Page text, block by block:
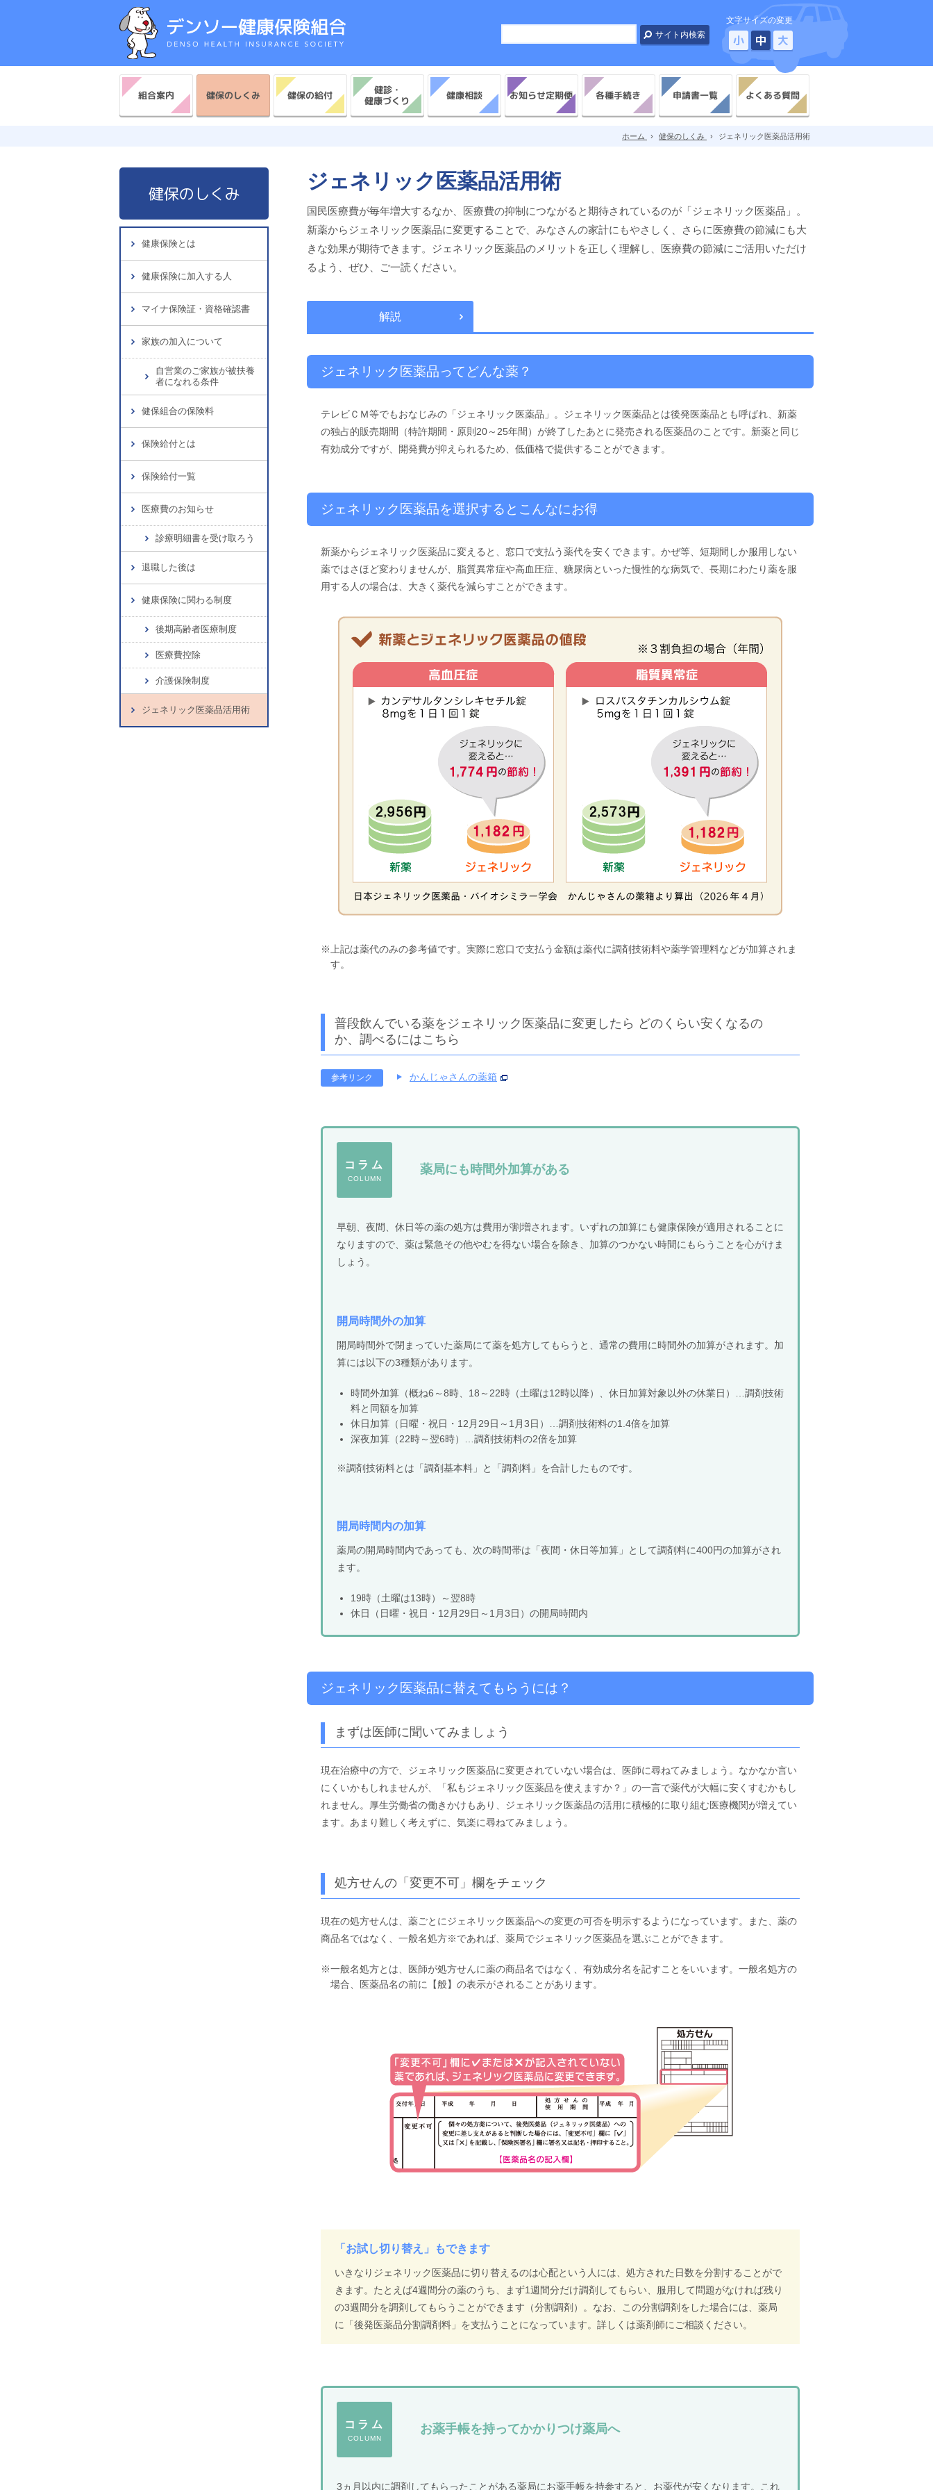
文字サイズの変更
小 中 大
組合案内 健保のしくみ 健保の給付 健診・
健康づくり 健康相談 お知らせ定期便 各種手続き 申請書一覧 よくある質問
ホーム › 健保のしくみ › ジェネリック医薬品活用術
ジェネリック医薬品活用術
国民医療費が毎年増大するなか、医療費の抑制につながると期待されているのが「ジェネリック医薬品」。
新薬からジェネリック医薬品に変更することで、みなさんの家計にもやさしく、さらに医療費の節減にも大
きな効果が期待できます。ジェネリック医薬品のメリットを正しく理解し、医療費の節減にご活用いただけ
るよう、ぜひ、ご一読ください。
解説
ジェネリック医薬品ってどんな薬？
テレビＣＭ等でもおなじみの「ジェネリック医薬品」。ジェネリック医薬品とは後発医薬品とも呼ばれ、新薬
の独占的販売期間（特許期間・原則20～25年間）が終了したあとに発売される医薬品のことです。新薬と同じ
有効成分ですが、開発費が抑えられるため、低価格で提供することができます。
ジェネリック医薬品を選択するとこんなにお得
新薬からジェネリック医薬品に変えると、窓口で支払う薬代を安くできます。かぜ等、短期間しか服用しない
薬ではさほど変わりませんが、脂質異常症や高血圧症、糖尿病といった慢性的な病気で、長期にわたり薬を服
用する人の場合は、大きく薬代を減らすことができます。
※上記は薬代のみの参考値です。実際に窓口で支払う金額は薬代に調剤技術料や薬学管理料などが加算されま
す。
普段飲んでいる薬をジェネリック医薬品に変更したら どのくらい安くなるの
か、調べるにはこちら
参考リンク かんじゃさんの薬箱
コラム
COLUMN
薬局にも時間外加算がある
早朝、夜間、休日等の薬の処方は費用が割増されます。いずれの加算にも健康保険が適用されることに
なりますので、薬は緊急その他やむを得ない場合を除き、加算のつかない時間にもらうことを心がけま
しょう。
開局時間外の加算
開局時間外で閉まっていた薬局にて薬を処方してもらうと、通常の費用に時間外の加算がされます。加
算には以下の3種類があります。
時間外加算（概ね6～8時、18～22時（土曜は12時以降）、休日加算対象以外の休業日）…調剤技術
料と同額を加算
休日加算（日曜・祝日・12月29日～1月3日）…調剤技術料の1.4倍を加算
深夜加算（22時～翌6時）…調剤技術料の2倍を加算
※調剤技術料とは「調剤基本料」と「調剤料」を合計したものです。
開局時間内の加算
薬局の開局時間内であっても、次の時間帯は「夜間・休日等加算」として調剤料に400円の加算がされ
ます。
19時（土曜は13時）～翌8時
休日（日曜・祝日・12月29日～1月3日）の開局時間内
ジェネリック医薬品に替えてもらうには？
まずは医師に聞いてみましょう
現在治療中の方で、ジェネリック医薬品に変更されていない場合は、医師に尋ねてみましょう。なかなか言い
にくいかもしれませんが、「私もジェネリック医薬品を使えますか？」の一言で薬代が大幅に安くすむかもし
れません。厚生労働省の働きかけもあり、ジェネリック医薬品の活用に積極的に取り組む医療機関が増えてい
ます。あまり難しく考えずに、気楽に尋ねてみましょう。
処方せんの「変更不可」欄をチェック
現在の処方せんは、薬ごとにジェネリック医薬品への変更の可否を明示するようになっています。また、薬の
商品名ではなく、一般名処方※であれば、薬局でジェネリック医薬品を選ぶことができます。
※一般名処方とは、医師が処方せんに薬の商品名ではなく、有効成分名を記すことをいいます。一般名処方の
場合、医薬品名の前に【般】の表示がされることがあります。
「お試し切り替え」もできます
いきなりジェネリック医薬品に切り替えるのは心配という人には、処方された日数を分割することがで
きます。たとえば4週間分の薬のうち、まず1週間分だけ調剤してもらい、服用して問題がなければ残り
の3週間分を調剤してもらうことができます（分割調剤）。なお、この分割調剤をした場合には、薬局
に「後発医薬品分割調剤料」を支払うことになっています。詳しくは薬剤師にご相談ください。
コラム
COLUMN
お薬手帳を持ってかかりつけ薬局へ
3ヵ月以内に調剤してもらったことがある薬局にお薬手帳を持参すると、お薬代が安くなります。これ
健保のしくみ
健康保険とは
健康保険に加入する人
マイナ保険証・資格確認書
家族の加入について
自営業のご家族が被扶養
者になれる条件
健保組合の保険料
保険給付とは
保険給付一覧
医療費のお知らせ
診療明細書を受け取ろう
退職した後は
健康保険に関わる制度
後期高齢者医療制度
医療費控除
介護保険制度
ジェネリック医薬品活用術